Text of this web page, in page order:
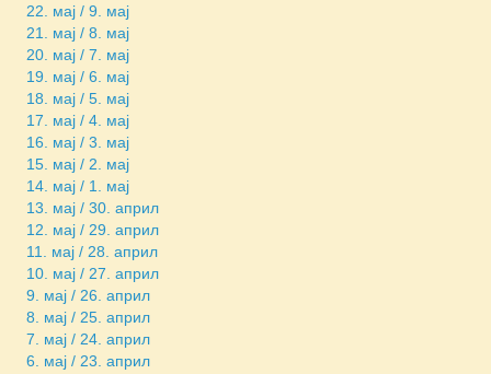
22. мај / 9. мај
21. мај / 8. мај
20. мај / 7. мај
19. мај / 6. мај
18. мај / 5. мај
17. мај / 4. мај
16. мај / 3. мај
15. мај / 2. мај
14. мај / 1. мај
13. мај / 30. април
12. мај / 29. април
11. мај / 28. април
10. мај / 27. април
9. мај / 26. април
8. мај / 25. април
7. мај / 24. април
6. мај / 23. април